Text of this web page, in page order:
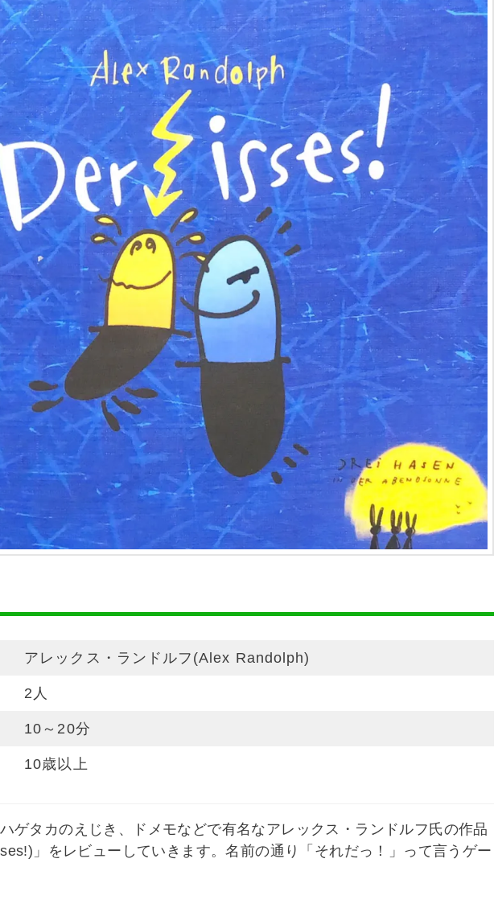
アレックス・ランドルフ(Alex Randolph)
2人
10～20分
10歳以上
ゲタカのえじき、ドメモなどで有名なアレックス・ランドルフ氏の作品
」をレビューしていきます。名前の通り「それだっ！」って言うゲー